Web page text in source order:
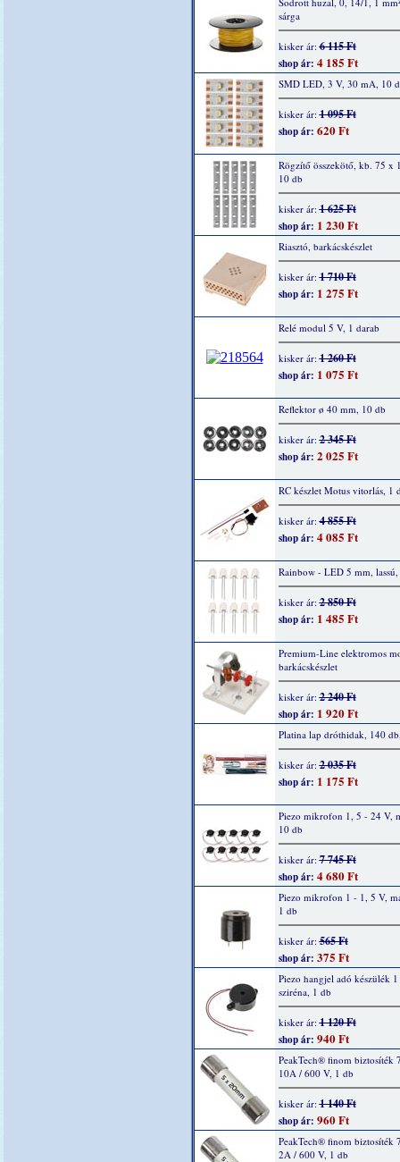
sárga
kisker ár:6 115 Ft
shop ár: 4 185 Ft
SMD LED, 3 V, 30 mA, 10
kisker ár:1 095 Ft
shop ár: 620 Ft
Rögzítő összekötő, kb. 75 x
10 db
kisker ár:1 625 Ft
shop ár: 1 230 Ft
Riasztó, barkácskészlet
kisker ár:1 710 Ft
shop ár: 1 275 Ft
Relé modul 5 V, 1 darab
kisker ár:1 260 Ft
shop ár: 1 075 Ft
Reflektor ø 40 mm, 10 db
kisker ár:2 345 Ft
shop ár: 2 025 Ft
RC készlet Motus vitorlás, 1
kisker ár:4 855 Ft
shop ár: 4 085 Ft
Rainbow - LED 5 mm,
kisker ár:2 850 Ft
shop ár: 1 485 Ft
Premium-Line elektromos
barkácskészlet
kisker ár:2 240 Ft
shop ár: 1 920 Ft
Platina lap dróthidak, 140
kisker ár:2 035 Ft
shop ár: 1 175 Ft
Piezo mikrofon 1, 5 - 24 V,
10 db
kisker ár:7 745 Ft
shop ár: 4 680 Ft
Piezo mikrofon 1 - 1, 5 V,
1 db
kisker ár:565 Ft
shop ár: 375 Ft
Piezo hangjel adó készülék
sziréna, 1 db
kisker ár:1 120 Ft
shop ár: 940 Ft
PeakTech® finom biztosíték
10A / 600 V, 1 db
kisker ár:1 140 Ft
shop ár: 960 Ft
PeakTech® finom biztosíték
2A / 600 V, 1 db